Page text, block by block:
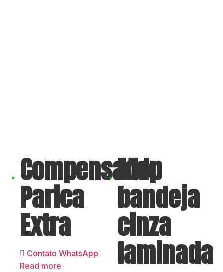
Compensado
Parica
Extra
Contato WhatsApp
Read more
Mdp
bandeja
cinza
laminada